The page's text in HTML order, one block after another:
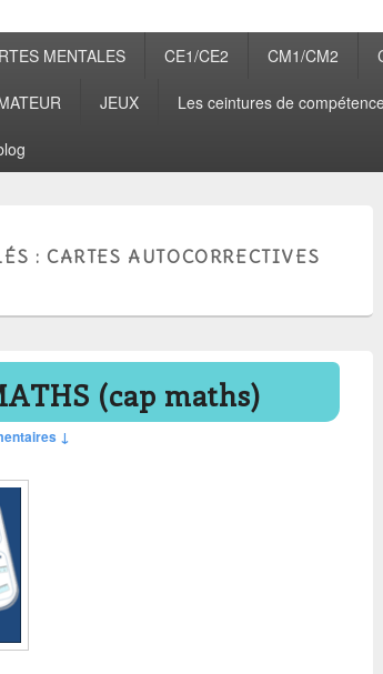
MENTALES CE1/CE2 CM1/CM2
JEUX Les ceintures de
: CARTES AUTOCORRECTIVES
(cap maths)
↓